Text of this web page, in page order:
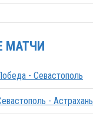
МАТЧИ
- Севастополь
- Астрахань